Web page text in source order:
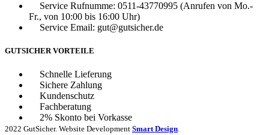
Service Rufnumme: 0511-43770995 (Anrufen von Mo.-
Fr., von 10:00 bis 16:00 Uhr)
Service Email: gut@gutsicher.de
GUTSICHER VORTEILE
Schnelle Lieferung
Sichere Zahlung
Kundenschutz
Fachberatung
2% Skonto bei Vorkasse
2022 GutSicher. Website Development Smart Design